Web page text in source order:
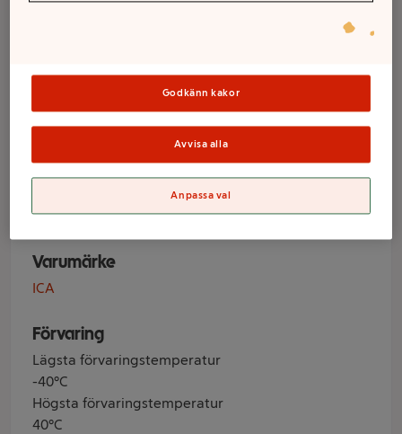
Tallrik Ambrosia
25cm 12-p ICA
Varumärke
ICA
Förvaring
Lägsta förvaringstemperatur
-40°C
Högsta förvaringstemperatur
40°C
Godkänn kakor
Avvisa alla
Anpassa val